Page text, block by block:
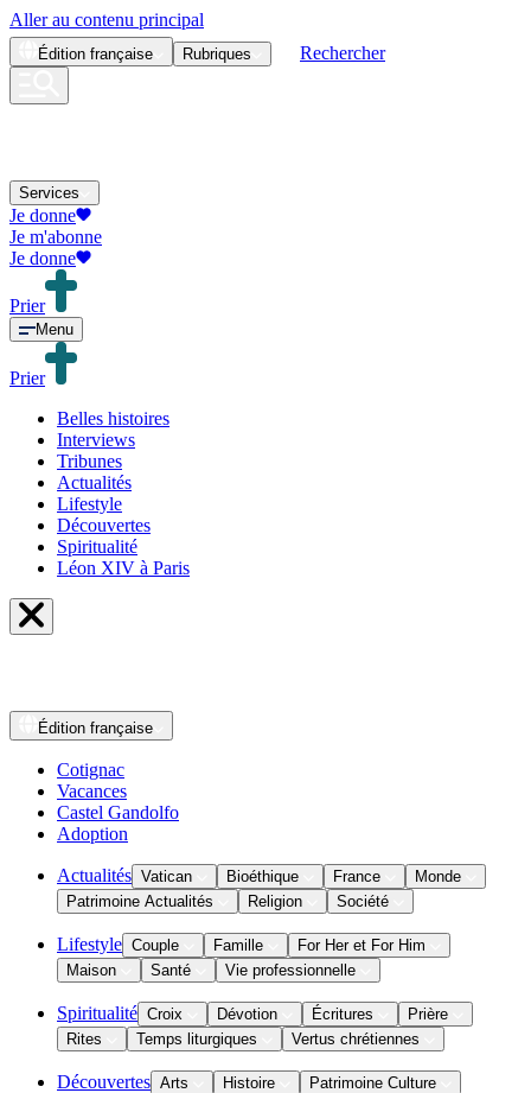
Aller au contenu principal
Édition française Rubriques Rechercher
Services
Je donne
Je m'abonne
Je donne
Prier
Menu
Prier
Belles histoires
Interviews
Tribunes
Actualités
Lifestyle
Découvertes
Spiritualité
Léon XIV à Paris
Édition française
Cotignac
Vacances
Castel Gandolfo
Adoption
Actualités Vatican Bioéthique France
Monde
Patrimoine Actualités
Religion Société
Lifestyle Couple Famille
For Her et For Him
Maison
Santé Vie professionnelle
Spiritualité Croix Dévotion Écritures
Prière
Rites
Temps liturgiques Vertus chrétiennes
Découvertes Arts Histoire
Patrimoine Culture